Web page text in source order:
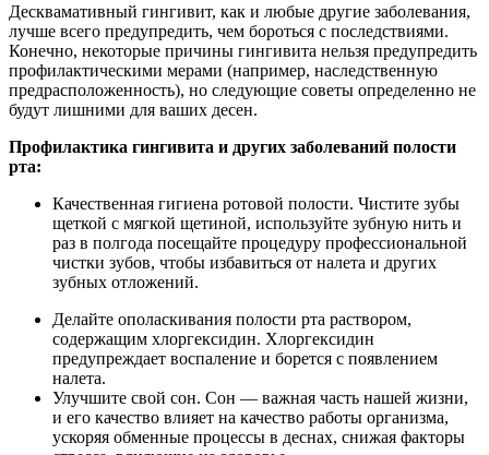
Десквамативный гингивит, как и любые другие заболевания,
лучше всего предупредить, чем бороться с последствиями.
Конечно, некоторые причины гингивита нельзя предупредить
профилактическими мерами (например, наследственную
предрасположенность), но следующие советы определенно не
будут лишними для ваших десен.
Профилактика гингивита и других заболеваний полости
рта:
Качественная гигиена ротовой полости. Чистите зубы
щеткой с мягкой щетиной, используйте зубную нить и
раз в полгода посещайте процедуру профессиональной
чистки зубов, чтобы избавиться от налета и других
зубных отложений.
Делайте ополаскивания полости рта раствором,
содержащим хлоргексидин. Хлоргексидин
предупреждает воспаление и борется с появлением
налета.
Улучшите свой сон. Сон — важная часть нашей жизни,
и его качество влияет на качество работы организма,
ускоряя обменные процессы в деснах, снижая факторы